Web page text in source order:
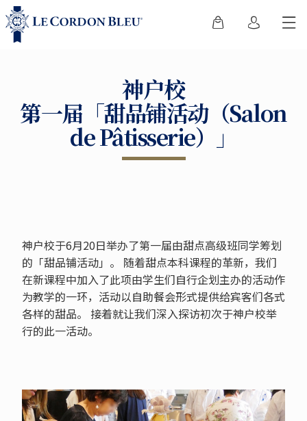
神户校
第一届「甜品铺活动（Salon
de Pâtisserie）」
神户校于6月20日举办了第一届由甜点高级班同学筹划
的「甜品铺活动」。 随着甜点本科课程的革新，我们
在新课程中加入了此项由学生们自行企划主办的活动作
为教学的一环，活动以自助餐会形式提供给宾客们各式
各样的甜品。 接着就让我们深入探访初次于神户校举
行的此一活动。